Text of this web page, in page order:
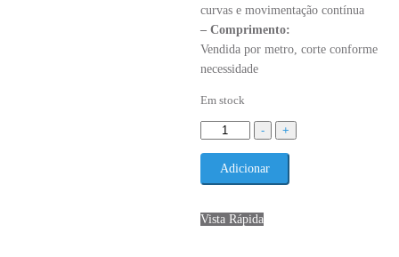
curvas e movimentação contínua
– Comprimento:
Vendida por metro, corte conforme
necessidade
Em stock
-
Quantidade
Correia
GT2
Reforçada
+
Adicionar
Vista Rápida